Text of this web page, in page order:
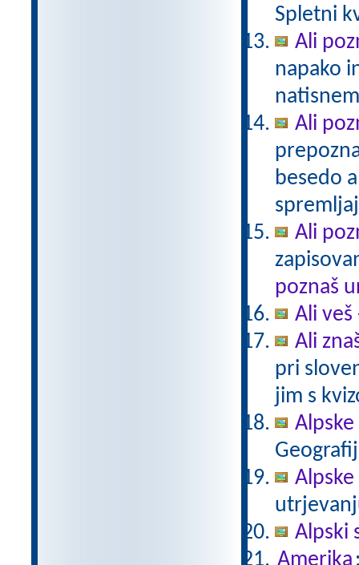
Spletni
Ali
napako
Ali
besedo
Ali
poznaš
Ali veš
Ali
pri
jim s
Alpski
Amerika